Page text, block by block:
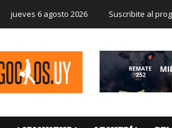
jueves 6 agosto 2026 Suscribite al